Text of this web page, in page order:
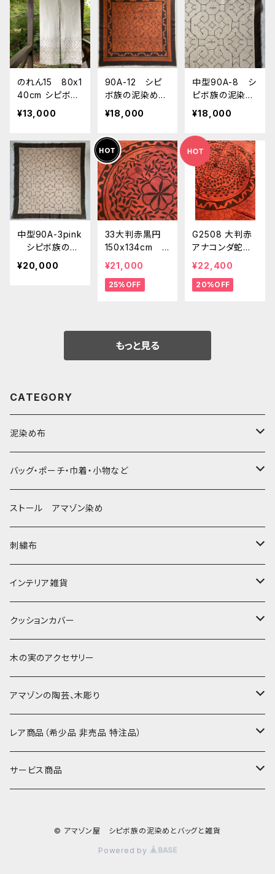
染め インテリア
目隠し カーテ
ン
ンテリア目隠
し カーテン
のれん15 80x1
40cm シピボ族
の泥染め 世界
の民芸布 イン
¥13,000
90A-12 シピ
ボ族の泥染め
布 世界の民藝
布 幾何学模様
¥18,000
中型90A-8 シ
ピボ族の泥染め
布 世界の民藝
布 幾何学模
様 インテリア
雑貨 タペスト
¥18,000
中型90A-3pink
シピボ族の泥
染め布 世界の
民藝布 幾何学
¥20,000
33大判赤黒円
150x134cm
蛇アヤワスカ
赤茶 アマゾン・
シピボ族の泥染
¥21,000
25%OFF
G2508 大判赤
アナコンダ蛇と
ピラニア アチ
ョテ染めピン
ク シピボ族の
¥22,400
20%OFF
もっと見る
CATEGORY
泥染め布
大判布150-特大250cm ベッドカバー
〜155cm
〜180cm
中型布 30-90cm
80-90-
-70-
小型布 コースター・カフェマット・ポットマット
小型マット（正方形）
小型マット（長方形）
細長布 ロング テーブルランナー
バッグ・ポーチ・巾着・小物など
バッグ
草木染めと泥染め
帆布の泥染め
ポシェット・ポーチ・巾着
ポシェット・ショルダー
ポーチ・丸ポーチ・クラッチバッグ
パッチワーク
その他
ブックカバー
ストール アマゾン染め
刺繍布
大判刺繍腰巻
大判泥染め刺繍
小型・中型刺繍雑貨
インテリア雑貨
額装・木枠・パネル
テーブルコーディネート
コースター
カフェマット
ティッシュケースカバー
クッションカバー
小さめ 35cmより
40〜43cm
45cmx45cm
大きめ 50cmx50cm
木の実のアクセサリー
アマゾンの陶芸、木彫り
素焼きの器、動物たち
木彫りのアルマジロ、動物たち
レア商品（希少品 非売品 特注品）
泥染め布途中図
サービス商品
© アマゾン屋 シピボ族の泥染めとバッグと雑貨
Powered by